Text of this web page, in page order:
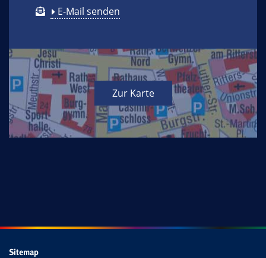
E-Mail senden
Zur Karte
Sitemap